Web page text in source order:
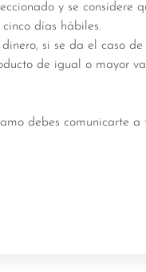
y se
días hábiles.
si se da el caso
de igual o mayor
debes comunicarte a